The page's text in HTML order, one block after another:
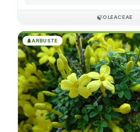
🍃OLEACEAE
🌲ARBUSTE